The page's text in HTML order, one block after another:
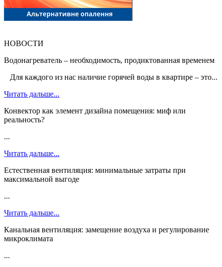
НОВОСТИ
Водонагреватель – необходимость, продиктованная временем
Для каждого из нас наличие горячей воды в квартире – это...
Читать дальше...
Конвектор как элемент дизайна помещения: миф или
реальность?
...
Читать дальше...
Естественная вентиляция: минимальные затраты при
максимальной выгоде
...
Читать дальше...
Канальная вентиляция: замещение воздуха и регулирование
микроклимата
...